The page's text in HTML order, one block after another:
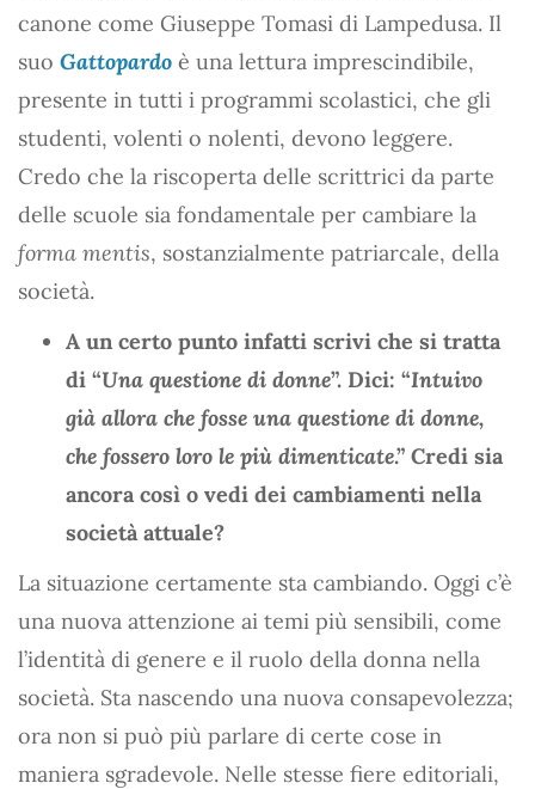
canone come Giuseppe Tomasi di Lampedusa. Il
suo Gattopardo è una lettura imprescindibile,
presente in tutti i programmi scolastici, che gli
studenti, volenti o nolenti, devono leggere.
Credo che la riscoperta delle scrittrici da parte
delle scuole sia fondamentale per cambiare la
forma mentis, sostanzialmente patriarcale, della
società.
A un certo punto infatti scrivi che si tratta
di “Una questione di donne”. Dici: “Intuivo
già allora che fosse una questione di donne,
che fossero loro le più dimenticate.” Credi sia
ancora così o vedi dei cambiamenti nella
società attuale?
La situazione certamente sta cambiando. Oggi c’è
una nuova attenzione ai temi più sensibili, come
l’identità di genere e il ruolo della donna nella
società. Sta nascendo una nuova consapevolezza;
ora non si può più parlare di certe cose in
maniera sgradevole. Nelle stesse fiere editoriali,